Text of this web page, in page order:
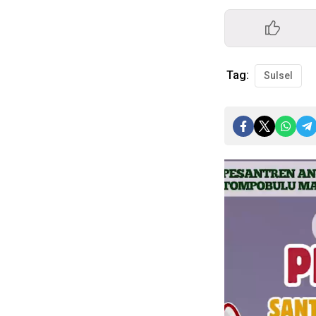
Tag: Sulsel
Pemutar
Video